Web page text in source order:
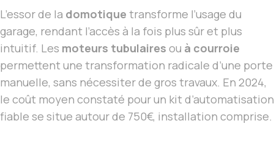
L’essor de la domotique transforme l’usage du
garage, rendant l’accès à la fois plus sûr et plus
intuitif. Les moteurs tubulaires ou à courroie
permettent une transformation radicale d’une porte
manuelle, sans nécessiter de gros travaux. En 2024,
le coût moyen constaté pour un kit d’automatisation
fiable se situe autour de 750€, installation comprise.